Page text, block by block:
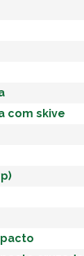
com skive